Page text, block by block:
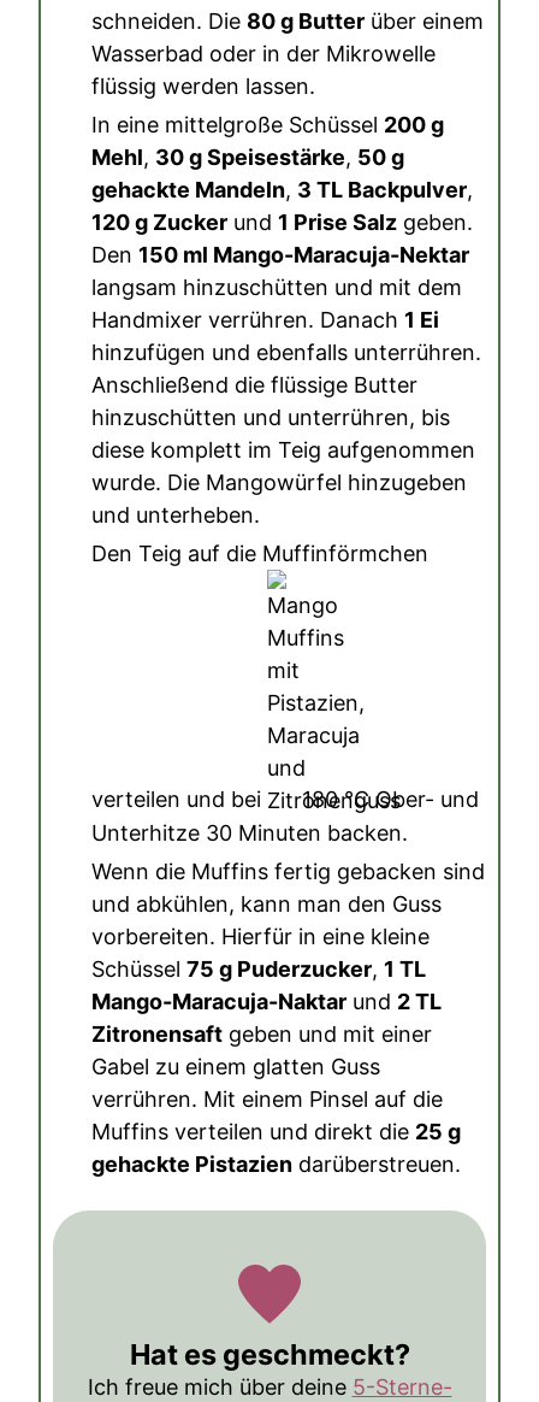
schneiden. Die 80 g Butter über einem
Wasserbad oder in der Mikrowelle
flüssig werden lassen.
In eine mittelgroße Schüssel 200 g
Mehl, 30 g Speisestärke, 50 g
gehackte Mandeln, 3 TL Backpulver,
120 g Zucker und 1 Prise Salz geben.
Den 150 ml Mango-Maracuja-Nektar
langsam hinzuschütten und mit dem
Handmixer verrühren. Danach 1 Ei
hinzufügen und ebenfalls unterrühren.
Anschließend die flüssige Butter
hinzuschütten und unterrühren, bis
diese komplett im Teig aufgenommen
wurde. Die Mangowürfel hinzugeben
und unterheben.
Den Teig auf die Muffinförmchen
verteilen und bei 180°COber- und
Unterhitze 30 Minuten backen.
Wenn die Muffins fertig gebacken sind
und abkühlen, kann man den Guss
vorbereiten. Hierfür in eine kleine
Schüssel 75 g Puderzucker, 1 TL
Mango-Maracuja-Naktar und 2 TL
Zitronensaft geben und mit einer
Gabel zu einem glatten Guss
verrühren. Mit einem Pinsel auf die
Muffins verteilen und direkt die 25 g
gehackte Pistazien darüberstreuen.
Hat es geschmeckt?
Ich freue mich über deine 5-Sterne-